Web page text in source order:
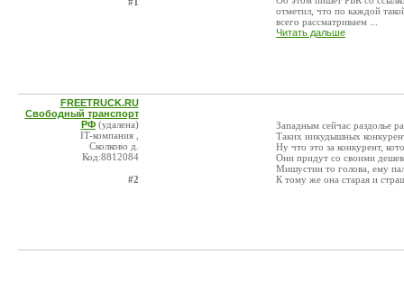
отметил, что по каждой
всего рассматриваем ...
Читать дальше
FREETRUCK.RU
Свободный транспорт
РФ (удалена)
IT-компания ,
Сколково д.
Код:8812084
#2
Западным сейчас раздолье
Таких никудышных
Ну что это за конкурент,
Они придут со своими
Мишустин то голова, ему
К тому же она старая и